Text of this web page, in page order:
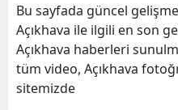
Bu sayfada güncel
Açıkhava ile ilgili en son
Açıkhava haberleri
tüm video, Açıkhava
sitemizde